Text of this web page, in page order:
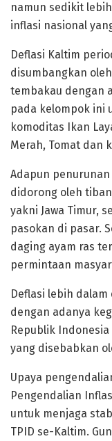
namun sedikit
inflasi nasional
Deflasi Kaltim
disumbangkan
tembakau dengan
pada kelompok ini
komoditas Ikan
Merah, Tomat dan
Adapun
didorong oleh
yakni Jawa Timur,
pasokan di pasar.
daging ayam ras
permintaan
Deflasi lebih
dengan adanya
Republik
yang disebabkan
Upaya
Pengendalian
untuk menjaga
TPID se-Kaltim.